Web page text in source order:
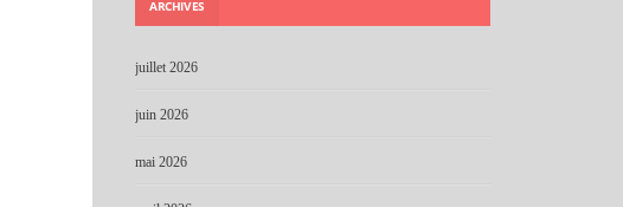
ARCHIVES
juillet 2026
juin 2026
mai 2026